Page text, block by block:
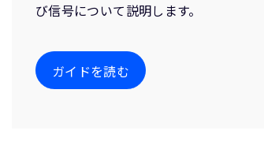
び信号について説明します。
ガイドを読む